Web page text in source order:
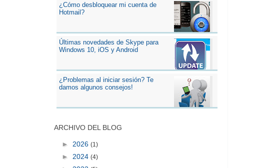
¿Cómo desbloquear mi cuenta de
Hotmail?
Últimas novedades de Skype para
Windows 10, iOS y Android
¿Problemas al iniciar sesión? Te
damos algunos consejos!
ARCHIVO DEL BLOG
► 2026 (1)
► 2024 (4)